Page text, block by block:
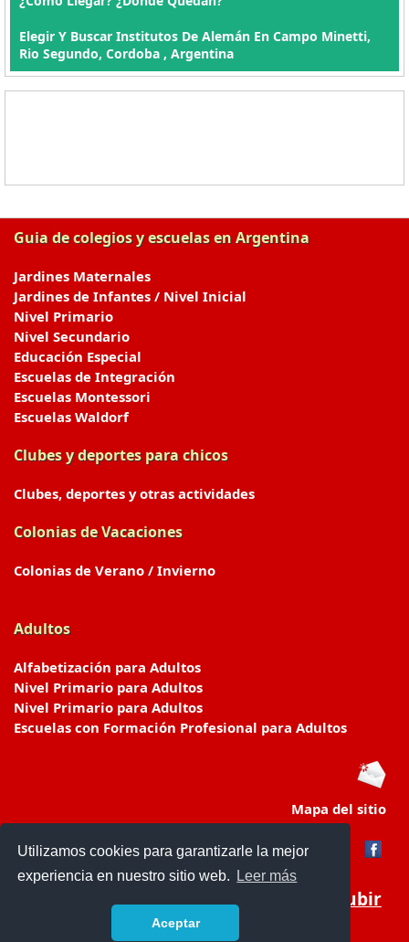
Utilizamos cookies para garantizarle la mejor
experiencia en nuestro sitio web.
Leer más
Aceptar
Elegir Y Buscar Institutos De Alemán En Campo Minetti,
Rio Segundo, Cordoba , Argentina
Guia de colegios y escuelas en Argentina
Jardines Maternales
Jardines de Infantes / Nivel Inicial
Nivel Primario
Nivel Secundario
Educación Especial
Escuelas de Integración
Escuelas Montessori
Escuelas Waldorf
Clubes y deportes para chicos
Clubes, deportes y otras actividades
Colonias de Vacaciones
Colonias de Verano / Invierno
Adultos
Alfabetización para Adultos
Nivel Primario para Adultos
Nivel Primario para Adultos
Escuelas con Formación Profesional para Adultos
Mapa del sitio
Subir